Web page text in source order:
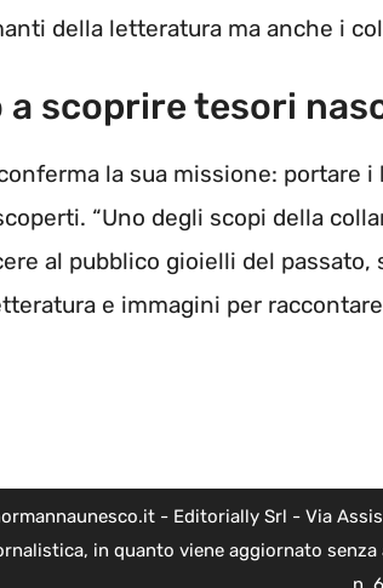
della letteratura ma anche i
a scoprire tesori
la sua missione: portare i
“Uno degli scopi della
al pubblico gioielli del passato,
e immagini per
- Editorially Srl - Via
in quanto viene aggiornato